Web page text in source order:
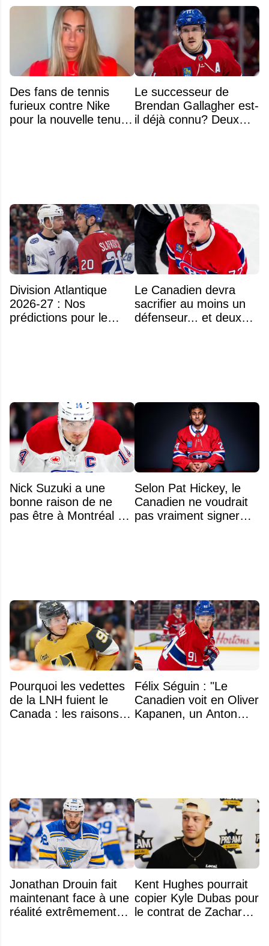
Des fans de tennis
furieux contre Nike
pour la nouvelle tenue
Le successeur de
Brendan Gallagher est-
il déjà connu? Deux
Division Atlantique
2026-27 : Nos
prédictions pour le
Le Canadien devra
sacrifier au moins un
défenseur... et deux
Nick Suzuki a une
bonne raison de ne
pas être à Montréal cet
Selon Pat Hickey, le
Canadien ne voudrait
pas vraiment signer
Pourquoi les vedettes
de la LNH fuient le
Canada : les raisons
Félix Séguin : "Le
Canadien voit en Oliver
Kapanen, un Anton
Jonathan Drouin fait
maintenant face à une
réalité extrêmement
Kent Hughes pourrait
copier Kyle Dubas pour
le contrat de Zachary